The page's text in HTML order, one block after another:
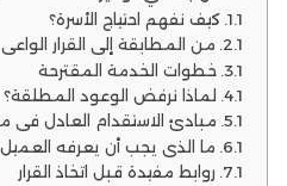
كيف نفهم احتياج الأسرة؟
من المطابقة إلى القرار الواعي
خطوات الخدمة المقترحة
لماذا نرفض الوعود المطلقة؟
مبادئ الاستقدام العادل في
ما الذي يجب أن يعرفه
روابط مفيدة قبل اتخاذ القرار